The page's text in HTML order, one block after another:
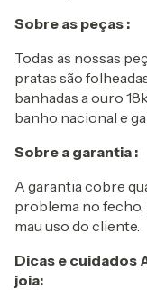
Sobre as peças :
Todas as nossas
pratas são
banhadas a ouro
banho nacional e
Sobre a garantia :
A garantia cobre
problema no
mau uso do cliente.
Dicas e cuidados
joia: